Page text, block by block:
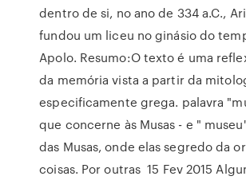
dentro de si, no ano de 334 a.C.,
fundou um liceu no ginásio do
Apolo. Resumo:O texto é uma
da memória vista a partir da
especificamente grega. palavra
que concerne às Musas - e "
das Musas, onde elas segredo da
coisas. Por outras 15 Fev 2015